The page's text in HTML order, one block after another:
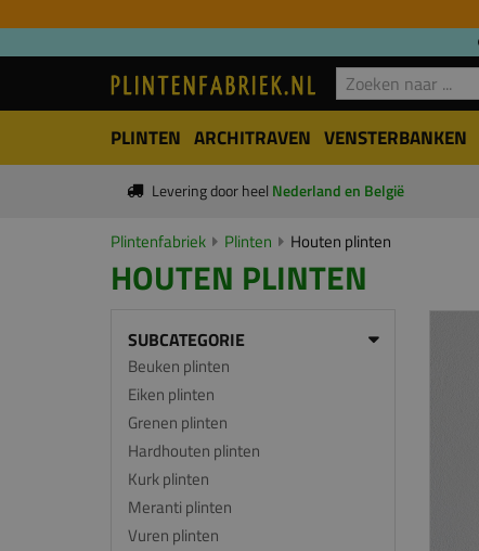
PLINTEN ARCHITRAVEN VENSTERBANKEN
Levering door heel Nederland en België
Plintenfabriek Plinten Houten plinten
HOUTEN PLINTEN
SUBCATEGORIE
Beuken plinten
Eiken plinten
Grenen plinten
Hardhouten plinten
Kurk plinten
Meranti plinten
Vuren plinten